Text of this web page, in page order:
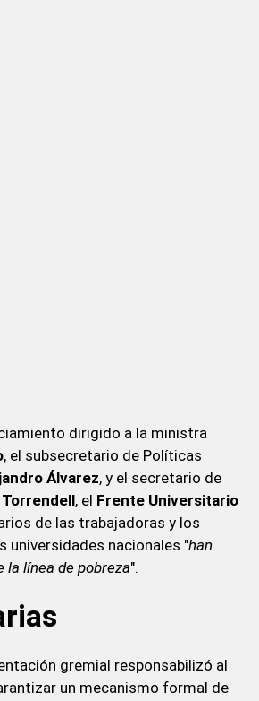
dirigido a la ministra
, el subsecretario de Políticas
Álvarez, y el secretario de
, el Frente Universitario
de las trabajadoras y los
universidades nacionales "han
la línea de pobreza".
gremial responsabilizó al
un mecanismo formal de